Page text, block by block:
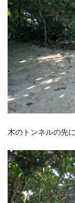
木のトンネルの先